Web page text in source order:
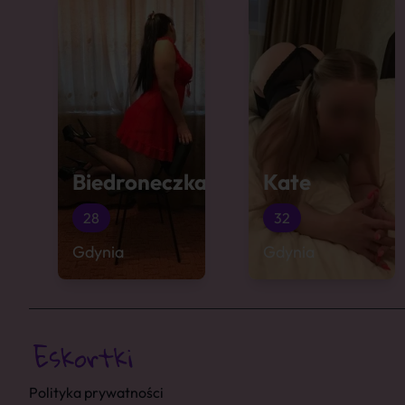
Biedroneczka
28
Gdynia
Kate
32
Polityka prywatności